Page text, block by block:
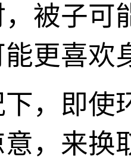
被子可
更喜欢
，即使
，来换